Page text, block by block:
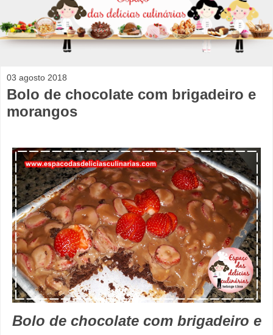
03 agosto 2018
Bolo de chocolate com brigadeiro e
morangos
Bolo de chocolate com brigadeiro e